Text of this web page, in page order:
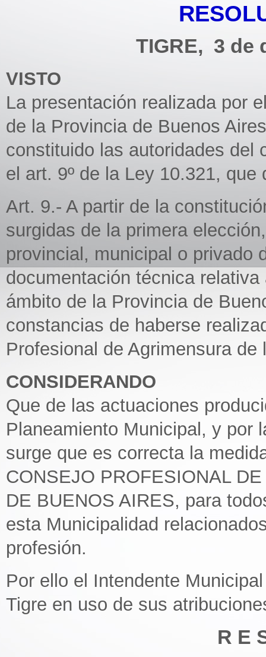
TIGRE, 3 de
VISTO
La presentación realizada por
de la Provincia de Buenos
constituido las autoridades del
el art. 9º de la Ley 10.321, que
Art. 9.- A partir de la
surgidas de la primera
provincial, municipal o privado
documentación técnica
ámbito de la Provincia de
constancias de haberse
Profesional de Agrimensura de
CONSIDERANDO
Que de las actuaciones
Planeamiento Municipal, y por
surge que es correcta la
CONSEJO PROFESIONAL
DE BUENOS AIRES, para
esta Municipalidad
profesión.
Por ello el Intendente
Tigre en uso de sus
R E